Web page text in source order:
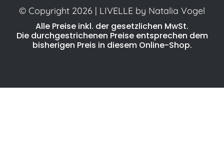
© Copyright 2026 | LIVELLE by Natalia Vogel
Alle Preise inkl. der gesetzlichen MwSt.
Die durchgestrichenen Preise entsprechen dem
bisherigen Preis in diesem Online-Shop.